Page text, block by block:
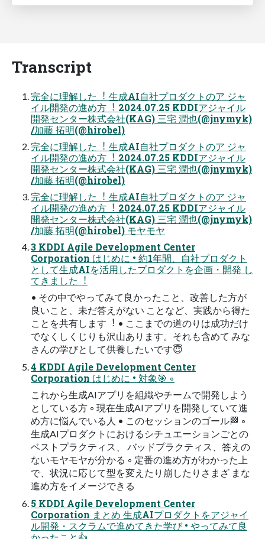
Transcript
完全に理解した︕ ⽣成AI⾃社プロダクトのア ジャ
イル開発の進め⽅︕ 2024.07.25 KDDIアジャイル
開発センター株式会社(KAG) 三宅 潤也(@jnymyk)
/加藤 拓明(@hirobel)
完全に理解した︕ ⽣成AI⾃社プロダクトのア ジャ
イル開発の進め⽅︕ 2024.07.25 KDDIアジャイル
開発センター株式会社(KAG) 三宅 潤也(@jnymyk)
/加藤 拓明(@hirobel)
完全に理解した︕ ⽣成AI⾃社プロダクトのア ジャ
イル開発の進め⽅︕ 2024.07.25 KDDIアジャイル
開発センター株式会社(KAG) 三宅 潤也(@jnymyk)
/加藤 拓明(@hirobel) モヤモヤ
3 KDDI Agile Development Center
Corporation はじめに • 約1年間、⾃社プロダクト
として⽣成AIを活⽤したプロダクトを企画・開発 し
てきました︕
• その中でやってみて良かったこと、改善した⽅が
良いこと、未だ答えがない ことなど、実践から得た
ことを共有します︕ • ここまでの道のりは成功だけ
でなくしくじりも沢⼭あります。それも含めて みな
さんの学びとして供養したいです😇
4 KDDI Agile Development Center
Corporation はじめに • 対象🎯 ◦
これから⽣成AIアプリを組織やチームで開発しよう
としている⽅ ◦ 現在⽣成AIアプリを開発していて進
め⽅に悩んでいる⼈ • このセッションのゴール🏁 ◦
⽣成AIプロダクトにおけるシチュエーションごとの
ベストプラクティス、 バッドプラクティス、答えの
ないモヤモヤが分かる ◦ 定番の進め⽅がわかった上
で、状況に応じて型を変えたり崩したりさまざ まな
進め⽅をイメージできる
5 KDDI Agile Development Center
Corporation まとめ ⽣成AIプロダクトをアジャイ
ル開発・スクラムで進めてきた学び • やってみて良